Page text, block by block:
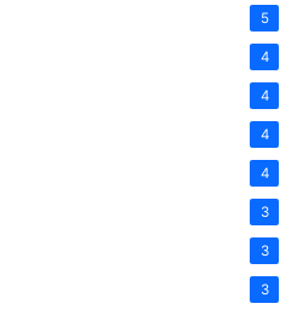
5
4
4
4
4
3
3
3